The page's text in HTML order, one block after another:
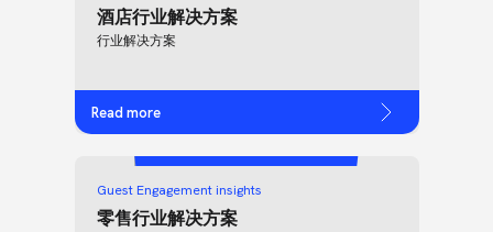
酒店行业解决方案
行业解决方案
Read more
Guest Engagement insights
零售行业解决方案